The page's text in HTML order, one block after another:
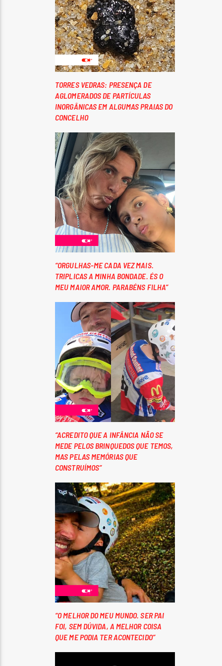
TORRES VEDRAS: PRESENÇA DE
AGLOMERADOS DE PARTÍCULAS
INORGÂNICAS EM ALGUMAS PRAIAS DO
CONCELHO
“ORGULHAS-ME CADA VEZ MAIS.
TRIPLICAS A MINHA BONDADE. ÉS O
MEU MAIOR AMOR. PARABÉNS FILHA”
“ACREDITO QUE A INFÂNCIA NÃO SE
MEDE PELOS BRINQUEDOS QUE TEMOS,
MAS PELAS MEMÓRIAS QUE
CONSTRUÍMOS”
“O MELHOR DO MEU MUNDO. SER PAI
FOI, SEM DÚVIDA, A MELHOR COISA
QUE ME PODIA TER ACONTECIDO”